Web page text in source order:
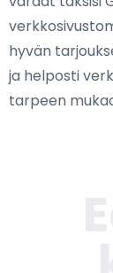
hyvän
ja helposti
tarpeen